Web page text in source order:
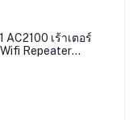
AC2100 เร้าเตอร์
Repeater
งรับ Router